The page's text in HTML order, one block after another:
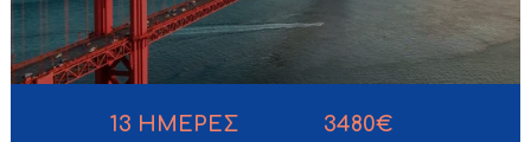
13 ΗΜΕΡΕΣ 3480€